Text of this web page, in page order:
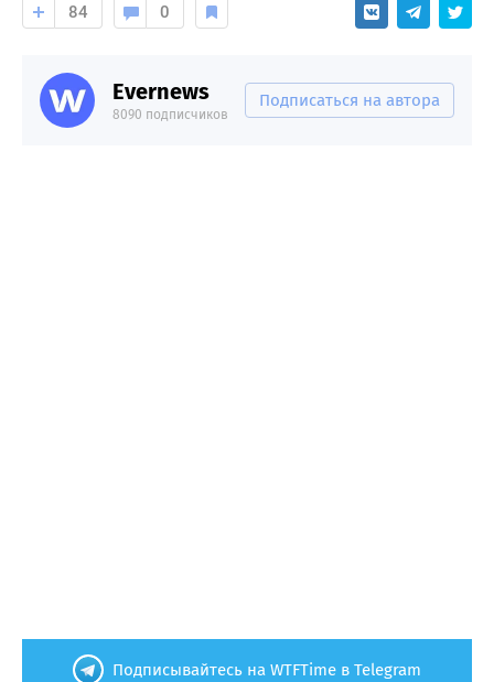
84 0
Evernews
8090 подписчиков
Подписаться на автора
Подписывайтесь на WTFTime в Telegram